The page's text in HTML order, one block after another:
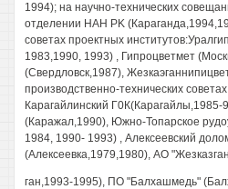
1994); на научно-технических
отделении HAH PK
советах проектных
1983,1990, 1993) , Гипроцветмет
(Свердловск,1987),
производственно-технических
Карагайлинский Г0К(Карагайлы,1985-
(Каражал,1990), Южно-Топарское
1984, 1990- 1993) , Алексеевский
(Алексеевка,1979,1980), АО
ган,1993-1995), ПО "Балхашмедь"